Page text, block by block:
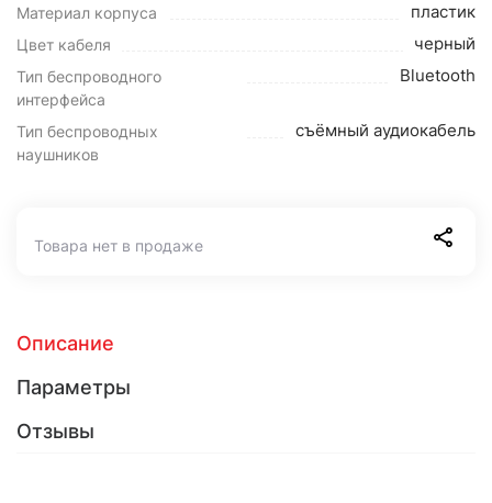
Материал корпуса пластик
Цвет кабеля черный
Тип беспроводного
интерфейса
Bluetooth
Тип беспроводных
наушников
съёмный аудиокабель
Товара нет в продаже
Описание
Параметры
Отзывы